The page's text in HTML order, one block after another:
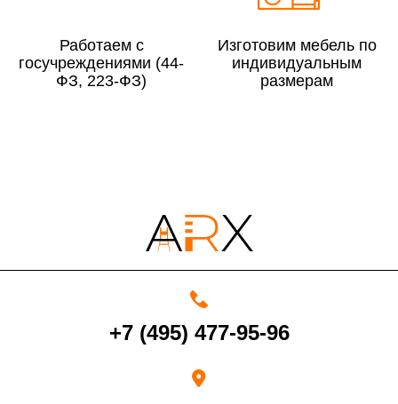
Сборка в выходные дни и вечернее время:
По Московской области
13%
Срок возврата товара надлежащего качества составляет 30 дней с
момента получения товара.
счет в течение 5-30 рабочих дней (срок зависит от банка, который
Работаем с
госучреждениями (44-
ФЗ, 223-ФЗ)
Изготовим мебель по
индивидуальным
размерам
+7 (495) 477-95-96